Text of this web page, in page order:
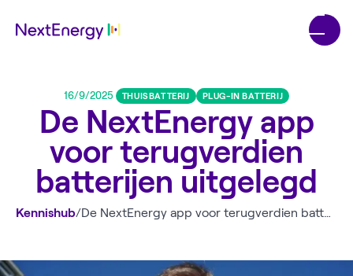
16/9/2025 THUISBATTERIJ PLUG-IN BATTERIJ
De NextEnergy app
voor terugverdien
batterijen uitgelegd
Kennishub/ De NextEnergy app voor terugverdien batterijen uitgelegd